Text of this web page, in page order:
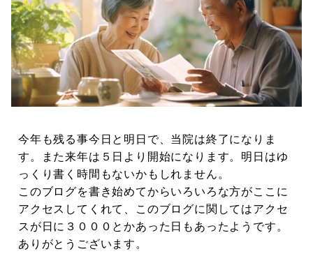
今年も残る事今日と明日で、当院は終了になりま
す。また来年は５日より開始になります。明日はゆ
っくり書く時間もないかもしれません。
このブログを書き始めてからいろいろな方がここに
アクセスしてくれて、このブログに関してはアクセ
スが日に３０００とかあった日もあったようです。
ありがとうございます。